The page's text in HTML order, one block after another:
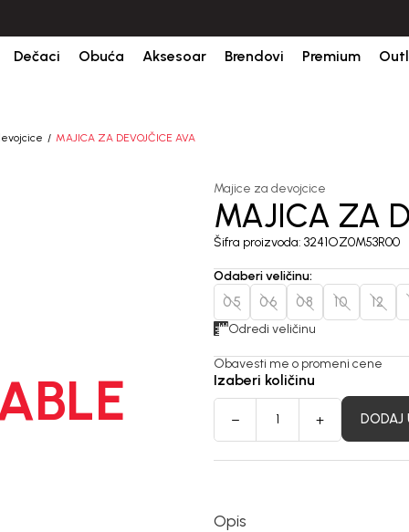
Dečaci Obuća Aksesoar Brendovi Premium
MAJICA ZA DEVOJČICE AVA
Majice za devojcice
MAJICA ZA
Šifra proizvoda: 3241OZ0M53R00
Odaberi veličinu:
05 06 08 10 12
Odredi veličinu
Obavesti me o promeni cene
Izaberi količinu
DODAJ
Opis